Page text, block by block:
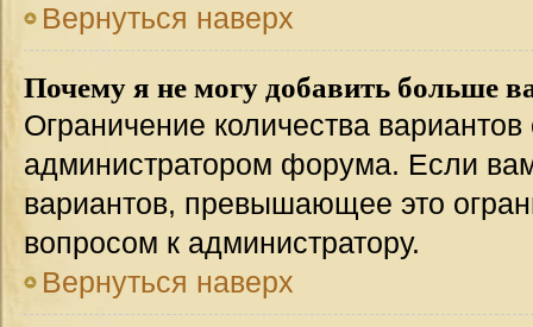
Вернуться наверх
Почему я не могу добавить больше
Ограничение количества вариантов
администратором форума. Если
вариантов, превышающее это
вопросом к администратору.
Вернуться наверх